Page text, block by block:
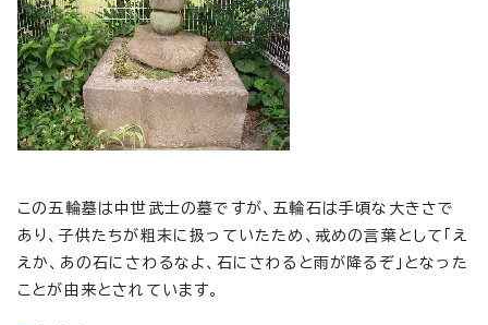
この五輪墓は中世武士の墓ですが、五輪石は手頃な大きさで
あり、子供たちが粗末に扱っていたため、戒めの言葉として「え
えか、あの石にさわるなよ、石にさわると雨が降るぞ」となった
ことが由来とされています。